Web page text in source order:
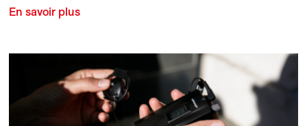
En savoir plus